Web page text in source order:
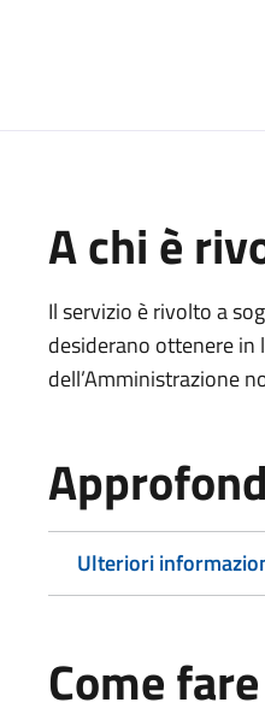
A chi è
Il servizio è rivolto a
desiderano ottenere in
dell’Amministrazione
Ulteriori
Come fare